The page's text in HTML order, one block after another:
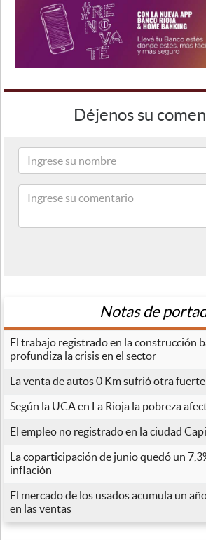
Déjenos su
Notas de
El trabajo registrado en la construcción
profundiza la crisis en el sector
La venta de autos 0 Km sufrió otra
Según la UCA en La Rioja la pobreza
El empleo no registrado en la ciudad
La coparticipación de junio quedó un
inflación
El mercado de los usados acumula un
en las ventas